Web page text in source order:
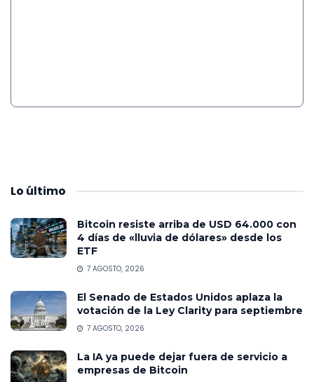
Lo último
Bitcoin resiste arriba de USD 64.000 con
4 días de «lluvia de dólares» desde los
ETF
7 AGOSTO, 2026
El Senado de Estados Unidos aplaza la
votación de la Ley Clarity para septiembre
7 AGOSTO, 2026
La IA ya puede dejar fuera de servicio a
empresas de Bitcoin